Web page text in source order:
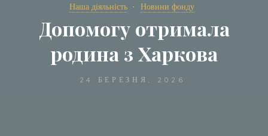
Наша діяльність Новини фонду
Допомогу отримала
родина з Харкова
24 БЕРЕЗНЯ, 2026